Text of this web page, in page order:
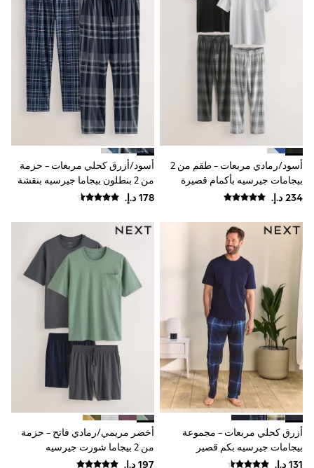
Rompers
Sandals
Swimwear
Sun Hats & Caps
Mens' Holiday Shop
Occasionwear
Shirts
Linen Collection
Polo Shirts
Tops & T-Shirts
Sandals
Shorts
Swimwear
Vests
Sunglasses
Beach Towels
Bags
Travel Bags
Luggage
Angel & Rocket
B by Ted Baker
Baker by Ted Baker
Boden
Lipsy
Love & Roses
Mint Velvet
Monsoon
River Island
SCHOOWEAR
All Boys Schoolwear
Shoes
Trousers
أسود/رمادي مربعات - طقم من 2
بيجامات جيرسيه بأكمام قصيرة
أسود/أزرق كحلي مربعات - حزمة
من 2 بنطلون بيجاما جيرسيه بنقشة
مربعات
أزرق كحلي مربعات - مجموعة
بيجامات جيرسيه بكم قصير
أخضر مريمي/رمادي فاتح - حزمة
من 2 بيجاما شورت جيرسيه